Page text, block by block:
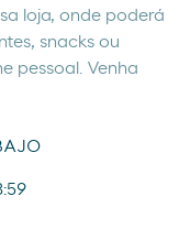
loja, onde poderá
snacks ou
pessoal. Venha